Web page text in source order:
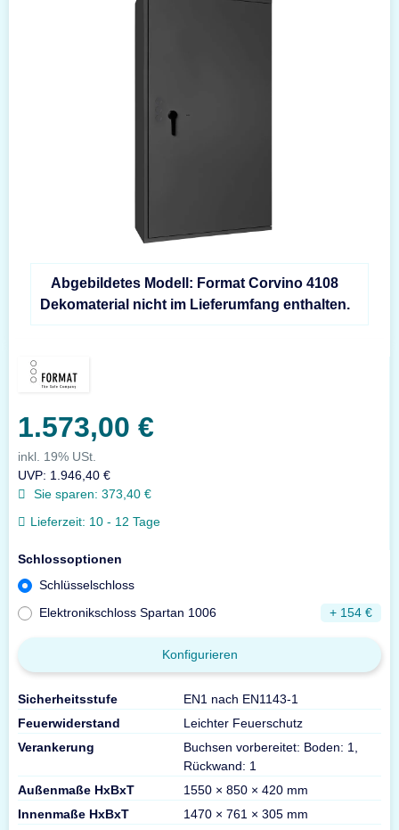
Abgebildetes Modell: Format Corvino 4108
Dekomaterial nicht im Lieferumfang enthalten.
1.573,00 €
inkl. 19% USt.
UVP: 1.946,40 €
Sie sparen: 373,40 €
Lieferzeit: 10 - 12 Tage
Schlossoptionen
Schlüsselschloss
Elektronikschloss Spartan 1006
+ 154 €
Konfigurieren
Sicherheitsstufe
EN1 nach EN1143-1
Feuerwiderstand
Leichter Feuerschutz
Verankerung
Buchsen vorbereitet: Boden: 1,
Rückwand: 1
Außenmaße HxBxT
1550 × 850 × 420 mm
Innenmaße HxBxT
1470 × 761 × 305 mm